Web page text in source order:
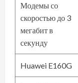
Модемы со
скоростью до 3
мегабит в
секунду
Huawei E160G